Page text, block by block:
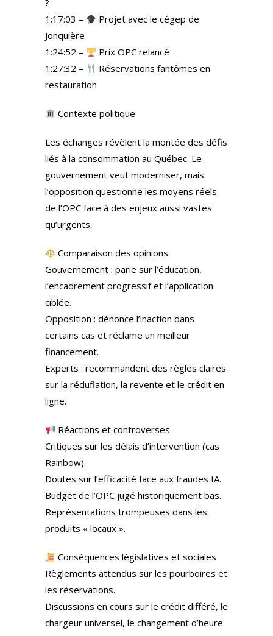
?
1:17:03 –
Projet avec le cégep de
Jonquière
1:24:52 –
Prix OPC relancé
1:27:32 –
Réservations fantômes en
restauration
Contexte politique
Les échanges révèlent la montée des défis
liés à la consommation au Québec. Le
gouvernement veut moderniser, mais
l’opposition questionne les moyens réels
de l’OPC face à des enjeux aussi vastes
qu’urgents.
Comparaison des opinions
Gouvernement : parie sur l’éducation,
l’encadrement progressif et l’application
ciblée.
Opposition : dénonce l’inaction dans
certains cas et réclame un meilleur
financement.
Experts : recommandent des règles claires
sur la réduflation, la revente et le crédit en
ligne.
Réactions et controverses
Critiques sur les délais d’intervention (cas
Rainbow).
Doutes sur l’efficacité face aux fraudes IA.
Budget de l’OPC jugé historiquement bas.
Représentations trompeuses dans les
produits « locaux ».
Conséquences législatives et sociales
Règlements attendus sur les pourboires et
les réservations.
Discussions en cours sur le crédit différé, le
chargeur universel, le changement d’heure